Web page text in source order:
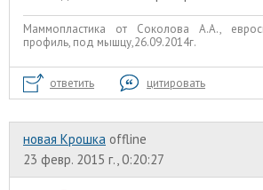
Маммопластика от Соколова А.А.,
профиль, под мышцу,26.09.2014г.
ответить цитировать
новая Крошка offline
23 февр. 2015 г., 0:20:27